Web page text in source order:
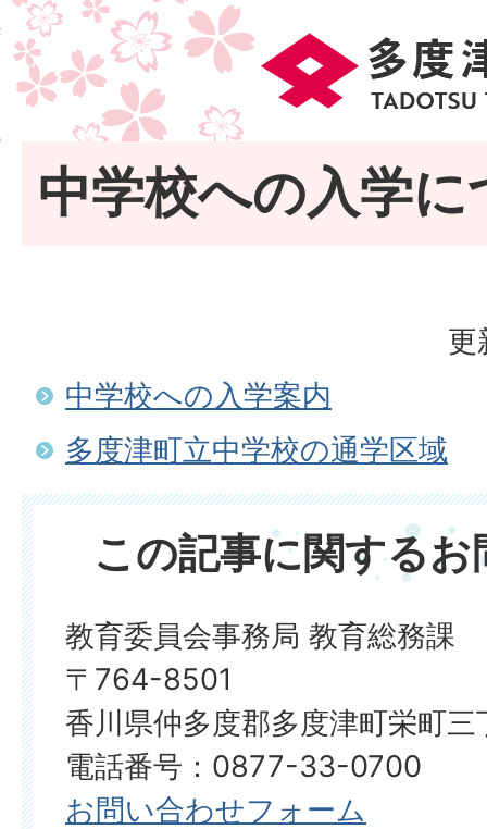
中学校への入学に
更
中学校への入学案内
多度津町立中学校の通学区域
この記事に関する
教育委員会事務局 教育総務課
〒764-8501
香川県仲多度郡多度津町栄町
電話番号：0877-33-0700
お問い合わせフォーム